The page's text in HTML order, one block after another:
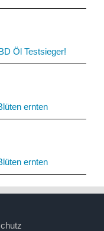
Öl Testsieger!
ernten
ernten